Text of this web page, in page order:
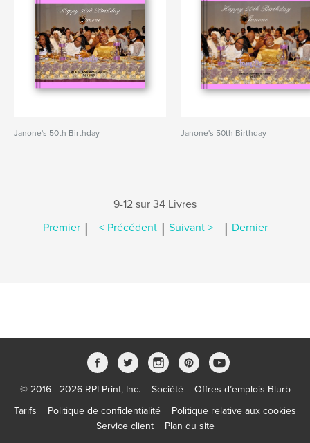
Janone's 50th Birthday Janone's 50th Birthday
9-12 sur 34 Livres
Premier | < Précédent | Suivant > | Dernier
© 2016 - 2026 RPI Print, Inc. Société
Offres d’emplois Blurb
Tarifs
Politique de confidentialité
Politique relative aux cookies
Service client
Plan du site